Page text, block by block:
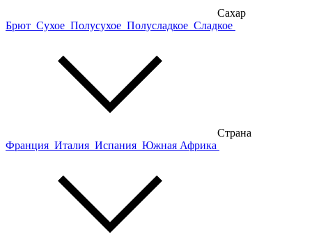
Сахар
Брют Сухое Полусухое Полусладкое Сладкое
Страна
Франция Италия Испания Южная Африка